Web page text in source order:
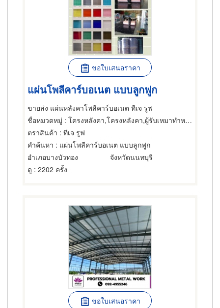
ขอใบเสนอราคา
แผ่นโพลีคาร์บอเนต แบบลูกฟูก
ขายส่ง แผ่นหลังคาโพลีคาร์บอเนต ทีเจ รูฟ
ชื่อหมวดหมู่ : โครงหลังคา,โครงหลังคา,ผู้รับเหมาทำหลังคา
ตราสินค้า : ทีเจ รูฟ
คำค้นหา : แผ่นโพลีคาร์บอเนต แบบลูกฟูก
อำเภอบางบัวทอง
จังหวัดนนทบุรี
ดู : 2202 ครั้ง
ขอใบเสนอราคา